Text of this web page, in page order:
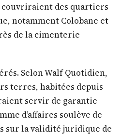
des quartiers
notamment Colobane et
de la cimenterie
Selon Walf Quotidien,
terres, habitées depuis
servir de garantie
d’affaires soulève de
sur la validité juridique de